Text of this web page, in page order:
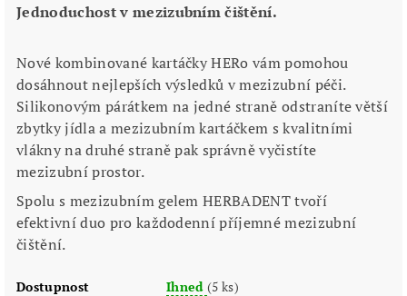
Jednoduchost v mezizubním čištění.
Nové kombinované kartáčky HERo vám pomohou
dosáhnout nejlepších výsledků v mezizubní péči.
Silikonovým párátkem na jedné straně odstraníte větší
zbytky jídla a mezizubním kartáčkem s kvalitními
vlákny na druhé straně pak správně vyčistíte
mezizubní prostor.
Spolu s mezizubním gelem HERBADENT tvoří
efektivní duo pro každodenní příjemné mezizubní
čištění.
Dostupnost Ihned(5 ks)